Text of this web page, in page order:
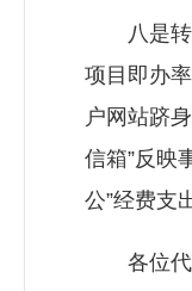
八是转变
项目即办
户网站跻
信箱”反映
公”经费支
各位代表